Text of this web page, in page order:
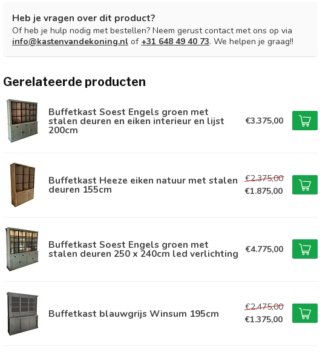
Heb je vragen over dit product?
Of heb je hulp nodig met bestellen? Neem gerust contact met ons op via
info@kastenvandekoning.nl of +31 648 49 40 73. We helpen je graag!!
Gerelateerde producten
Buffetkast Soest Engels groen met
stalen deuren en eiken interieur en lijst
200cm
€3.375,00
Buffetkast Heeze eiken natuur met stalen
deuren 155cm
€2.375,00
€1.875,00
Buffetkast Soest Engels groen met
stalen deuren 250 x 240cm led verlichting €4.775,00
Buffetkast blauwgrijs Winsum 195cm
€2.475,00
€1.375,00